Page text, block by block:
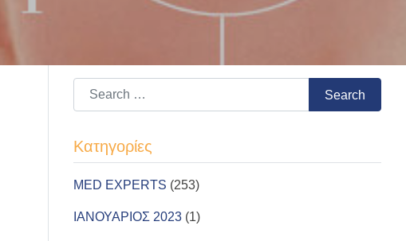
Search for:
Search
Kατηγορίες
MED EXPERTS (253)
ΙΑΝΟΥΑΡΙΟΣ 2023 (1)